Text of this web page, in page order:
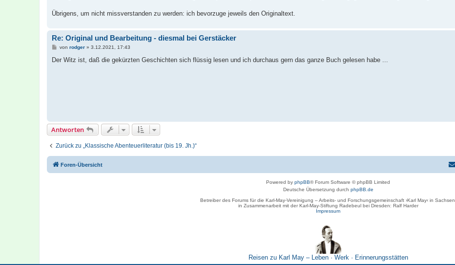
a
Übrigens, um nicht missverstanden zu werden: ich bevorzuge jeweils den Originaltext.
Re: Original und Bearbeitung - diesmal bei Gerstäcker
B
i
von rodger» 3.12.2021, 17:43
Der Witz ist, daß die gekürzten Geschichten sich flüssig lesen und ich durchaus gern das ganze Buch gelesen habe ...
Antworten
Zurück zu „Klassische Abenteuerliteratur (bis 19. Jh.)“
Foren-Übersicht
Powered by phpBB® Forum Software © phpBB Limited
Deutsche Übersetzung durch phpBB.de
Betreiber des Forums für die Karl-May-Vereinigung – Arbeits- und Forschungsgemeinschaft ›Karl May‹ in Sachsen,
in Zusammenarbeit mit der Karl-May-Stiftung Radebeul bei Dresden: Ralf Harder
Impressum
Reisen zu Karl May – Leben · Werk · Erinnerungsstätten